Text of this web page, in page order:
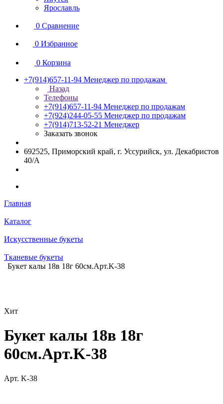
Ярославль
0 Сравнение
0 Избранное
0 Корзина
+7(914)657-11-94 Менеджер по продажам
Назад
Телефоны
+7(914)657-11-94 Менеджер по продажам
+7(924)244-05-55 Менеджер по продажам
+7(914)713-52-21 Менеджер
Заказать звонок
692525, Приморский край, г. Уссурийск, ул. Декабристов
40/А
Главная
Каталог
Искусственные букеты
Тканевые букеты
Букет калы 18в 18г 60см.Арт.K-38
Хит
Букет калы 18в 18г
60см.Арт.K-38
Арт. K-38